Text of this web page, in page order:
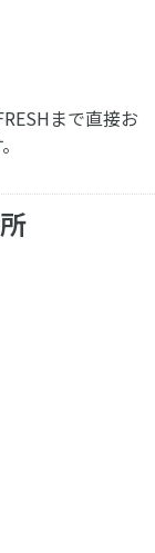
まで直接お